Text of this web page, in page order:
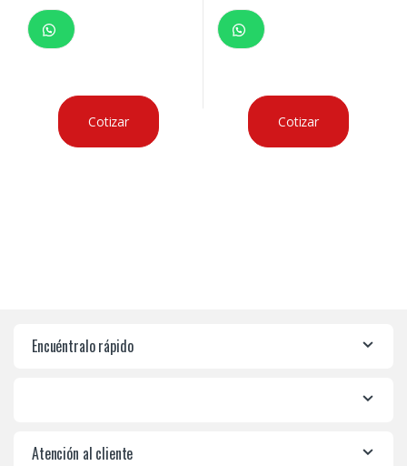
Cotizar Cotizar
Encuéntralo rápido
Atención al cliente